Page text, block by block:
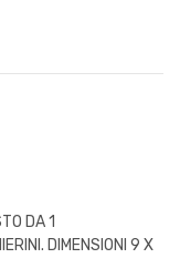
DA 1
DIMENSIONI 9 X